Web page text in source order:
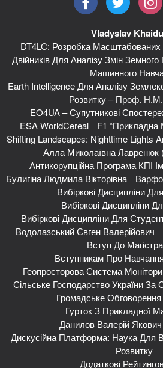
Vladyslav
DT4LC: Розробка
Двійників Для Аналізу Змін
Машинного
Earth Intelligence Для Аналізу
Розвитку – Проф.
EO4UA – Супутникові
ESA WorldCereal
F1 “Прикладна
Shifting Landscapes: Nighttime Lights
Алла Миколаївна Лавренюк
Антикорупційна Програма КПІ
Булигіна Людмила Вікторівна
Вибіркові Дисципліни
Вибіркові Дисципліни
Вибіркові Дисципліни Для
Водолазський Євген Валерійович
Вступ До
Вступникам Про
Геопросторова Система
Сільське Господарство України
Громадське
Гурток З Прикладної
Данилов Валерій
Дискусійна Платформа: Наука Для
Розвитку
Додаткові